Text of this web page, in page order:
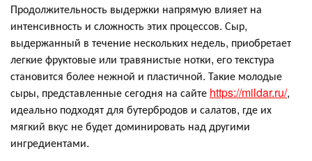
Продолжительность выдержки напрямую влияет на
интенсивность и сложность этих процессов. Сыр,
выдержанный в течение нескольких недель, приобретает
легкие фруктовые или травянистые нотки, его текстура
становится более нежной и пластичной. Такие молодые
сыры, представленные сегодня на сайте https://mildar.ru/,
идеально подходят для бутербродов и салатов, где их
мягкий вкус не будет доминировать над другими
ингредиентами.